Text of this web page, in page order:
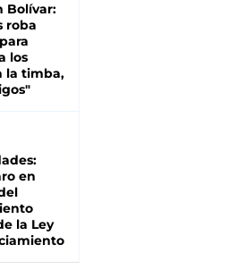
Bolívar:
roba
los
la timba,
en
la Ley